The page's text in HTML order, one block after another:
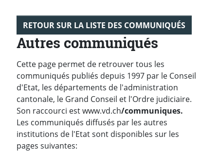
RETOUR SUR LA LISTE DES COMMUNIQUÉS
Autres communiqués
Cette page permet de retrouver tous les
communiqués publiés depuis 1997 par le Conseil
d'Etat, les départements de l'administration
cantonale, le Grand Conseil et l'Ordre judiciaire.
Son raccourci est www.vd.ch/communiques.
Les communiqués diffusés par les autres
institutions de l'Etat sont disponibles sur les
pages suivantes: